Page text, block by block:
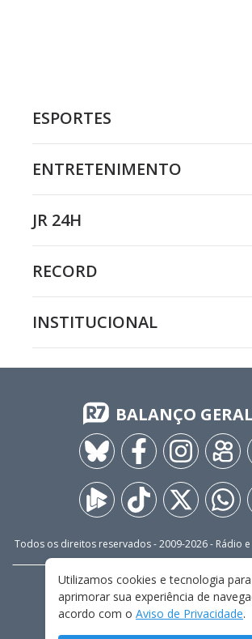
ESPORTES
ENTRETENIMENTO
JR 24H
RECORD
INSTITUCIONAL
BALANÇO
Todos os direitos reservados - 2009-2026- Rádio e
FALE CONOSCO
TERMOS E CONDIÇÕES DE USO
Utilizamos cookies e tecnologia para
aprimorar sua experiência de
acordo com o Aviso de Privacidade.